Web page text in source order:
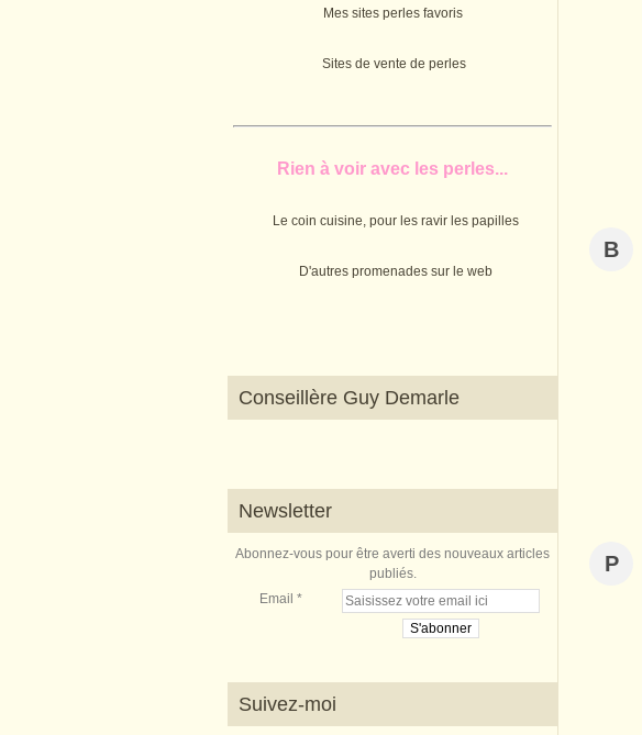
Mes sites perles favoris
Sites de vente de perles
Rien à voir avec les perles...
Le coin cuisine, pour les ravir les papilles
D'autres promenades sur le web
Conseillère Guy Demarle
Newsletter
Abonnez-vous pour être averti des nouveaux articles
publiés.
Email
Suivez-moi
B
P